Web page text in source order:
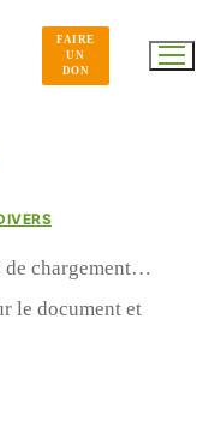
FAIRE
UN
DON
chargement…
le document et